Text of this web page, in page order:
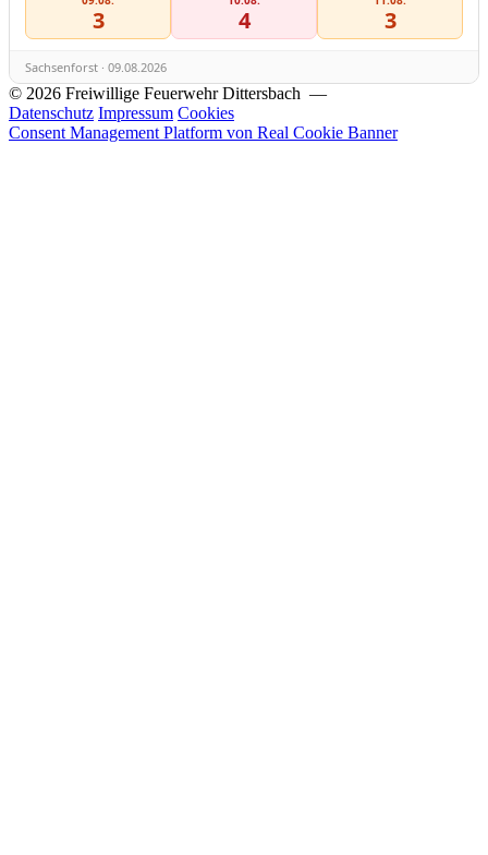
3 4 3
Sachsenforst · 09.08.2026
© 2026 Freiwillige Feuerwehr Dittersbach —
Datenschutz Impressum Cookies
Consent Management Platform von Real Cookie Banner